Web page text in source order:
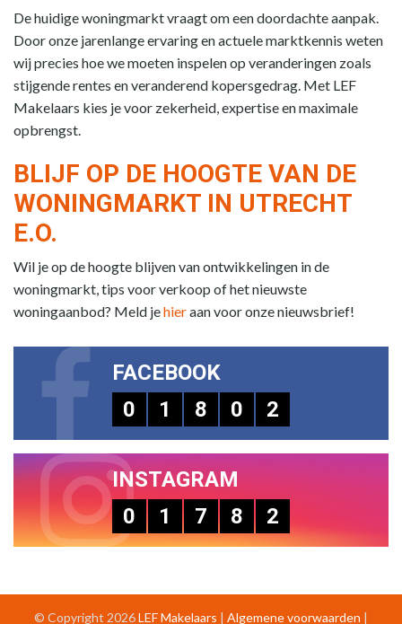
De huidige woningmarkt vraagt om een doordachte aanpak.
Door onze jarenlange ervaring en actuele marktkennis weten
wij precies hoe we moeten inspelen op veranderingen zoals
stijgende rentes en veranderend kopersgedrag. Met LEF
Makelaars kies je voor zekerheid, expertise en maximale
opbrengst.
BLIJF OP DE HOOGTE VAN DE
WONINGMARKT IN UTRECHT
E.O.
Wil je op de hoogte blijven van ontwikkelingen in de
woningmarkt, tips voor verkoop of het nieuwste
woningaanbod? Meld jehieraan voor onze nieuwsbrief!
FACEBOOK
0
1 8 0 2
INSTAGRAM
0
1 7 8 2
© Copyright 2026LEF Makelaars | Algemene voorwaarden |